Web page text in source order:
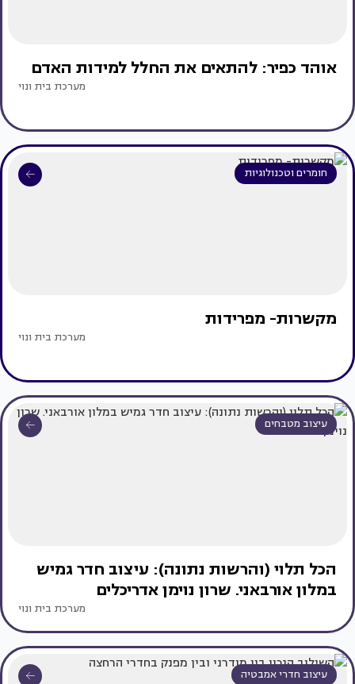
אוהד כפיר: להתאים את החלל למידות האדם
מערכת בית ונוי
חומרים וטכנולוגיות
מקשרות- מפרידות
מערכת בית ונוי
עיצוב מטבחים
הכל תלוי (והרשות נתונה): עיצוב חדר גמיש
במלון אורבאני. שרון נוימן אדריכלים
מערכת בית ונוי
עיצוב חדרי אמבטיה